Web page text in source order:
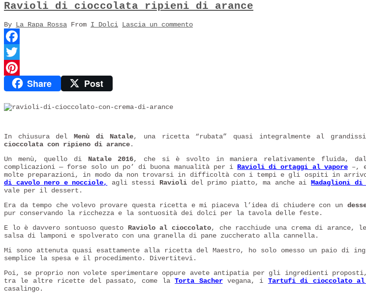
Ravioli di cioccolata ripieni di arance
By La Rapa Rossa From I Dolci Lascia un commento
Facebook
Twitter
PinterestShare Post
In chiusura del Menù di Natale, una ricetta “rubata” quasi integralmente al
cioccolata con ripieno di arance.
Un menù, quello di Natale 2016, che si è svolto in maniera relativamente fluida,
complicazioni — forse solo un po’ di buona manualità per i Ravioli di ortaggi al vapore–, e
molte preparazioni, in modo da non trovarsi in difficoltà con i tempi e gli ospiti in
di cavolo nero e nocciole,
agli stessi Ravioli del primo piatto, ma anche aiMadaglioni
vale per il dessert.
Era da tempo che volevo provare questa ricetta e mi piaceva l’idea di chiudere con un
pur conservando la ricchezza e la sontuosità dei dolci per la tavola delle feste.
E lo è davvero sontuoso questo Raviolo al cioccolato, che racchiude una crema di arance,
salsa di lamponi e spolverato con una granella di pane zuccherato alla cannella.
Mi sono attenuta quasi esattamente alla ricetta del Maestro, ho solo omesso un paio di
semplice la spesa e il procedimento. Divertitevi.
Poi, se proprio non volete sperimentare oppure avete antipatia per gli ingredienti
tra le altre ricette del passato, come laTorta Sachervegana, i Tartufi di cioccolato al
casalingo.